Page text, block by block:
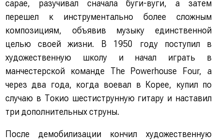
сарае, разучивал сначала буги-вуги, а затем
перешел к инструментально более сложным
композициям, объявив музыку единственной
целью своей жизни. В 1950 году поступил в
художественную школу и начал играть в
манчестерской команде The Powerhouse Four, а
через два года, когда воевал в Корее, купил по
случаю в Токио шестиструнную гитару и наставил
три дополнительных струны.
После демобилизации кончил художественную